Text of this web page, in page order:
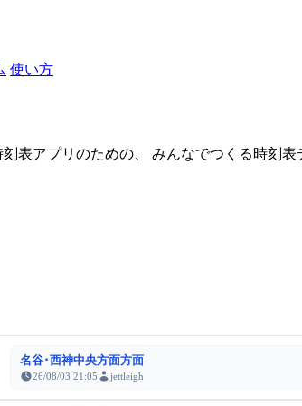
使い方
表アプリのための、 みんなでつくる時刻表
名谷･西神中央方面方面
26/08/03 21:05 jettleigh